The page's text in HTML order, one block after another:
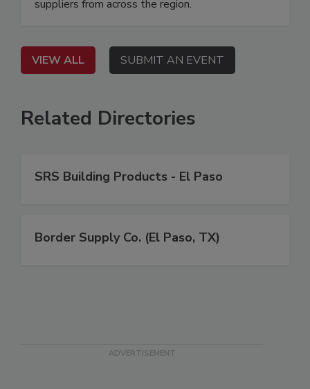
suppliers from across the region.
VIEW ALL SUBMIT AN EVENT
Related Directories
SRS Building Products - El Paso
Border Supply Co. (El Paso, TX)